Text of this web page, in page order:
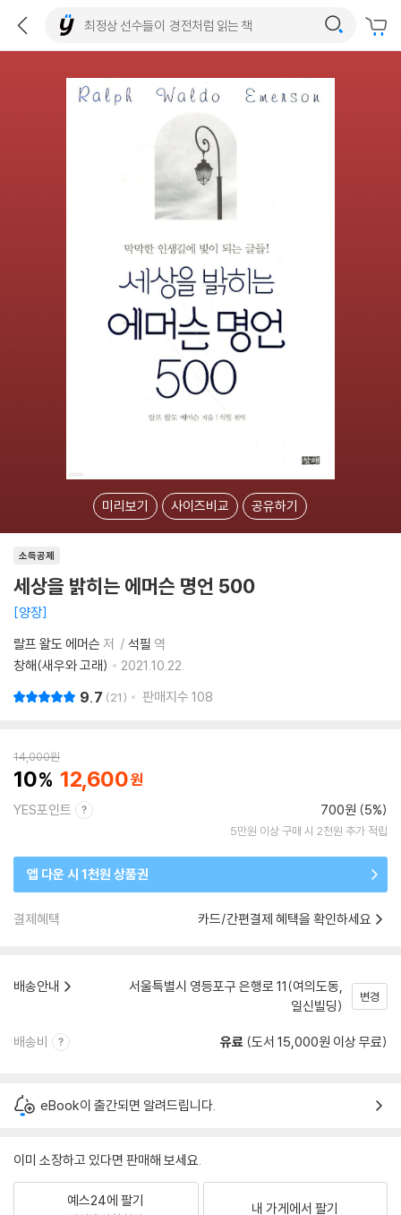
미리보기 사이즈비교 공유하기
소득공제
세상을 밝히는 에머슨 명언 500
양장
랄프 왈도 에머슨 저 석필 역
창해(새우와 고래)
2021.10.22.
9.7 21 판매지수 108
14,000원
10 12,600
YES포인트 700원 (5%)
5만원 이상 구매 시 2천원 추가 적립
앱 다운 시 1천원 상품권
결제혜택 카드/간편결제 혜택을 확인하세요
배송안내
서울특별시 영등포구 은행로 11(여의도동,
일신빌딩)
변경
배송비 유료 (도서 15,000원 이상 무료)
eBook이 출간되면 알려드립니다.
이미 소장하고 있다면 판매해 보세요.
예스24에 팔기 내 가게에서 팔기